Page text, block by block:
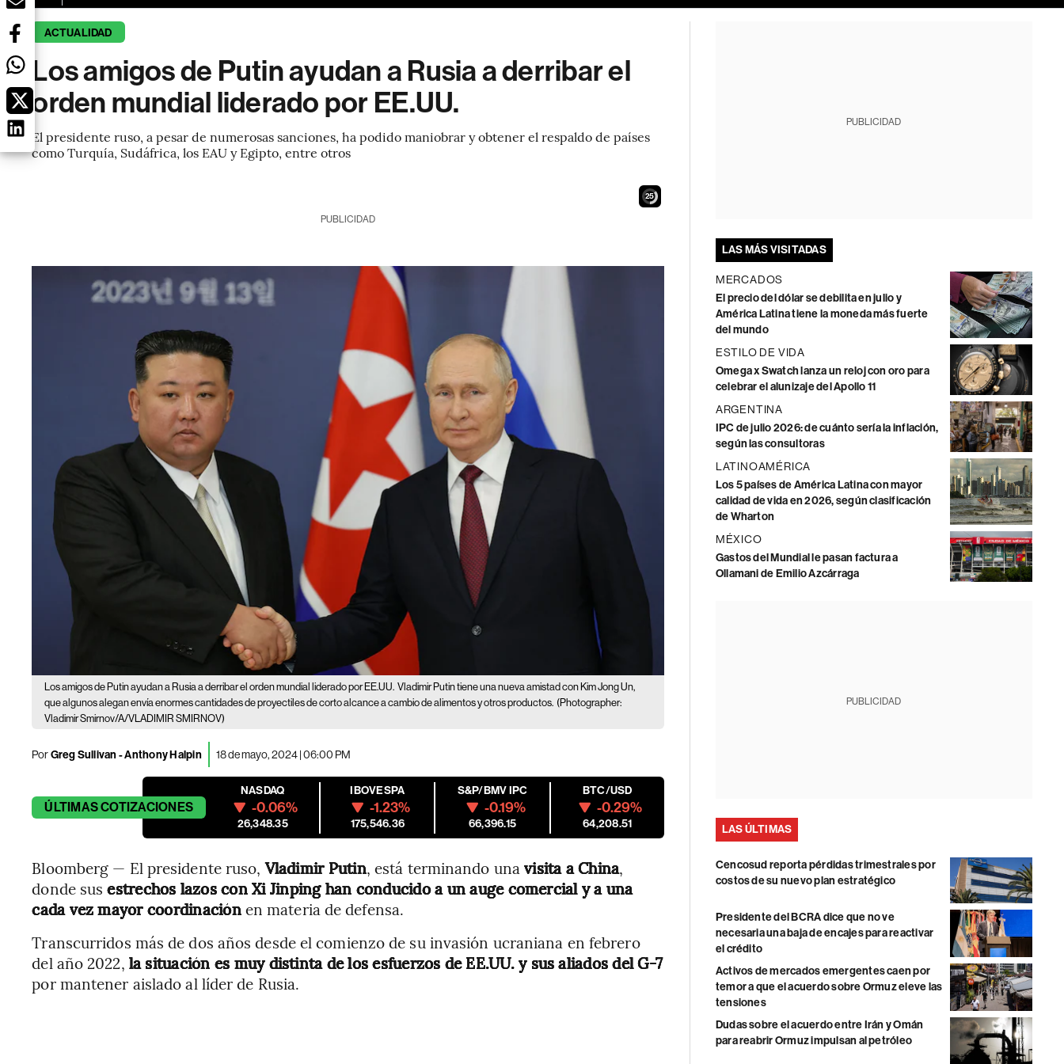
ACTUALIDAD
Los amigos de Putin ayudan a Rusia a derribar el
orden mundial liderado por EE.UU.
El presidente ruso, a pesar de numerosas sanciones, ha podido maniobrar y obtener el respaldo de países
como Turquía, Sudáfrica, los EAU y Egipto, entre otros
23
PUBLICIDAD
Los amigos de Putin ayudan a Rusia a derribar el orden mundial liderado por EE.UU. Vladimir Putin tiene una nueva amistad con Kim Jong Un,
que algunos alegan envía enormes cantidades de proyectiles de corto alcance a cambio de alimentos y otros productos. (Photographer:
Vladimir Smirnov/A/VLADIMIR SMIRNOV)
PorGreg Sullivan - Anthony Halpin 18 de mayo, 2024 | 06:00 PM
ÚLTIMASCOTIZACIONES
NASDAQ
-0.06%
26,348.35
IBOVESPA
-1.23%
175,546.36
S&P/BMV IPC
-0.19%
66,396.15
BTC/USD
-0.29%
64,208.51
Bloomberg — El presidente ruso,Vladimir Putin, está terminando unavisita a China,
donde susestrechos lazos con Xi Jinping han conducido a un auge comercial y a una
cada vez mayor coordinaciónen materia de defensa.
Transcurridos más de dos años desde el comienzo de su invasión ucraniana en febrero
del año 2022, la situación es muy distinta de los esfuerzos de EE.UU. y sus aliados del G-7
por mantener aislado al líder de Rusia.
PUBLICIDAD
LAS MÁS VISITADAS
MERCADOS
El precio del dólar se debilita en julio y
América Latina tiene la moneda más fuerte
del mundo
ESTILO DE VIDA
Omega x Swatch lanza un reloj con oro para
celebrar el alunizaje del Apollo 11
ARGENTINA
IPC de julio 2026: de cuánto sería la inflación,
según las consultoras
LATINOAMÉRICA
Los 5 países de América Latina con mayor
calidad de vida en 2026, según clasificación
de Wharton
MÉXICO
Gastos del Mundial le pasan factura a
Ollamani de Emilio Azcárraga
PUBLICIDAD
LAS ÚLTIMAS
Cencosud reporta pérdidas trimestrales por
costos de su nuevo plan estratégico
Presidente del BCRA dice que no ve
necesaria una baja de encajes para reactivar
el crédito
Activos de mercados emergentes caen por
temor a que el acuerdo sobre Ormuz eleve las
tensiones
Dudas sobre el acuerdo entre Irán y Omán
para reabrir Ormuz impulsan al petróleo